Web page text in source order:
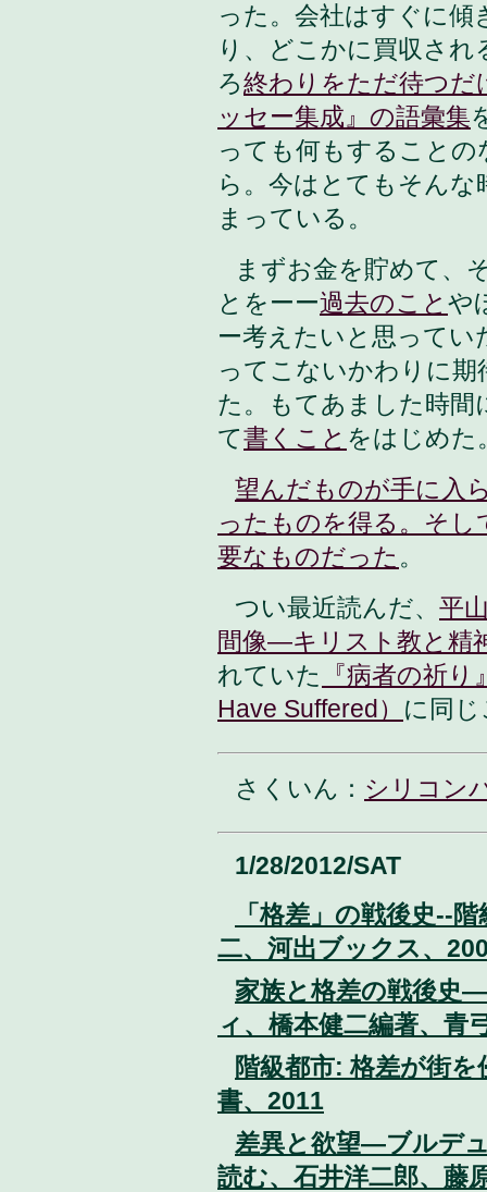
った。会社はすぐに
り、どこかに買収さ
ろ終わりをただ待つだ
ッセー集成』の語彙集
っても何もすること
ら。今はとてもそんな
まっている。
まずお金を貯めて、
とをーー過去のこと や
ー考えたいと思ってい
ってこないかわりに
た。もてあました時間
て書くこと をはじめた
望んだものが手に入
ったものを得る。そ
要なものだった 。
つい最近読んだ、 平
間像—キリスト教と精
れていた
『病者の祈
Have Suffered） に同
さくいん： シリコン
1/28/2012/SAT
「格差」の戦後史--
二、河出ブックス、
家族と格差の戦後史
ィ、橋本健二編著、青
階級都市: 格差が街
書、2011
差異と欲望—ブルデ
読む、石井洋二郎、藤